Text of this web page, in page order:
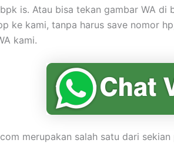
is. Atau bisa tekan gambar WA di
ke kami, tanpa harus save nomor
kami.
merupakan salah satu dari